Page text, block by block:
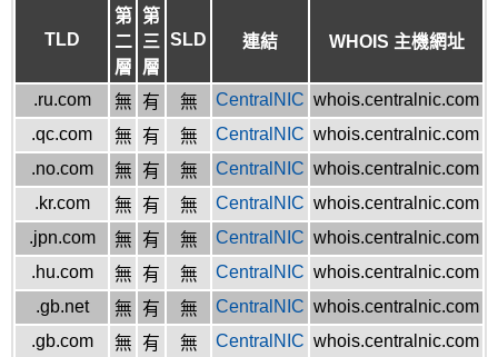
TLD
第
二
層
第
三
層
SLD 連結 WHOIS 主機網址
.ru.com 無 有 無 CentralNIC whois.centralnic.com
.qc.com
無 有 無 CentralNIC whois.centralnic.com
.no.com
無 有 無 CentralNIC whois.centralnic.com
.kr.com
無 有 無 CentralNIC whois.centralnic.com
.jpn.com
無 有 無 CentralNIC whois.centralnic.com
.hu.com
無 有 無 CentralNIC whois.centralnic.com
.gb.net
無 有 無 CentralNIC whois.centralnic.com
.gb.com
無 有 無 CentralNIC whois.centralnic.com